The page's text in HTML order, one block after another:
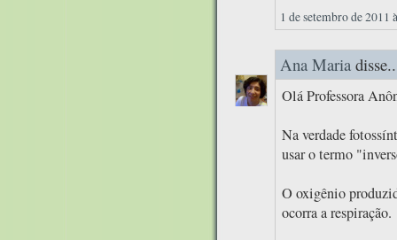
1 de setembro de 2011
Ana Maria
Olá Professora
Na verdade
usar o termo
O oxigênio
ocorra a respiração.